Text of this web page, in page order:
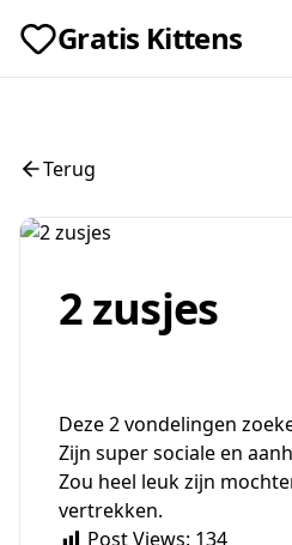
Gratis Kittens
Terug
2 zusjes
Deze 2 vondelingen
Zijn super sociale en
Zou heel leuk zijn
vertrekken.
Post Views: 134